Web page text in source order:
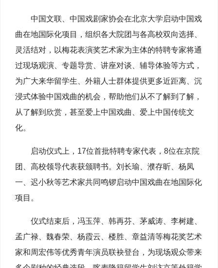
中国文联、中国戏剧家协会在北京大学启动中国戏
曲在地国际化项目，组织各大院团与各高校双向选择、
灵活结对，以梅花表演奖艺术家为主体的特聘专家将通
过现场观演、专题导赏、讲座对谈、辅导体验等方式，
为广大来华留学生、外籍人士群体提供更多近距离、沉
浸式体验中国戏曲的机会，帮助他们从不了解到了解，
从了解到欣赏，甚至爱上中国戏曲、爱上中国传统文
化。
启动仪式上，17位首批特聘专家代表，8位在京院
团、高校领导代表获颁聘书。刘长瑜、濮存昕、杨凤
一、迟小秋等艺术家共同鸣锣启动中国戏曲在地国际化
项目。
仪式结束后，冯玉萍、韩再芬、茅威涛、李树建、
孟广禄、魏春荣、杨霞云、楼胜、章益清等梅花奖艺术
家和周宏伟等优秀青年演员联袂登台，为现场观众带来